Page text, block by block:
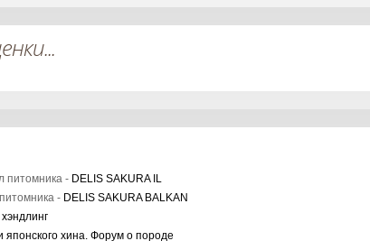
питомника - DELIS SAKURA IL
- DELIS SAKURA BALKAN
хина. Форум о породе